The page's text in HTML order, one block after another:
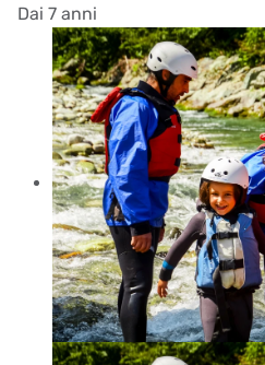
Dai 7 anni